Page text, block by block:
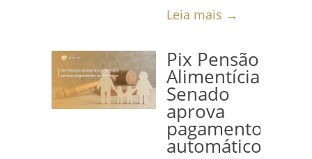
Leia mais →
Pix Pensão
Alimentícia:
Senado
aprova
pagamento
automático